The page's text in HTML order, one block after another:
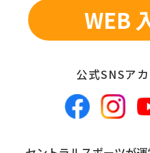
that
this
WEB
公式SNSア